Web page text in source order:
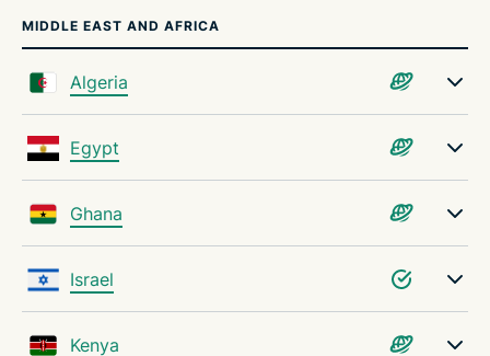
MIDDLE EAST AND AFRICA
Algeria
Egypt
Ghana
Israel
Kenya